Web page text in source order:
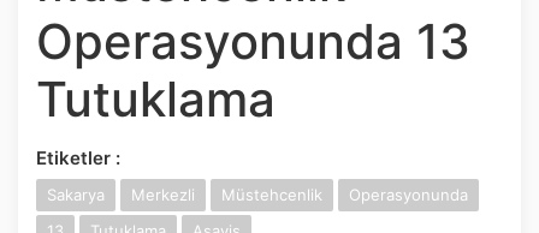
Google Play
App Store
Operasyonunda 13
Tutuklama
Etiketler :
Sakarya Merkezli Müstehcenlik
Operasyonunda